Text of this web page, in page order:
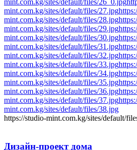
mint.com.kg/sites/default/files/26_0.jpg
mint.com.kg/sites/default/files/27.jpg
mint.com.kg/sites/default/files/28.jpg
mint.com.kg/sites/default/files/29.jpg
mint.com.kg/sites/default/files/30.jpg
mint.com.kg/sites/default/files/31.jpg
mint.com.kg/sites/default/files/32.jpg
mint.com.kg/sites/default/files/33.jpg
mint.com.kg/sites/default/files/34.jpg
mint.com.kg/sites/default/files/35.jpg
mint.com.kg/sites/default/files/36.jpg
mint.com.kg/sites/default/files/37.jpg
mint.com.kg/sites/default/files/38.jpg
https://studio-mint.com.kg/sites/default/
Дизайн-проект дома